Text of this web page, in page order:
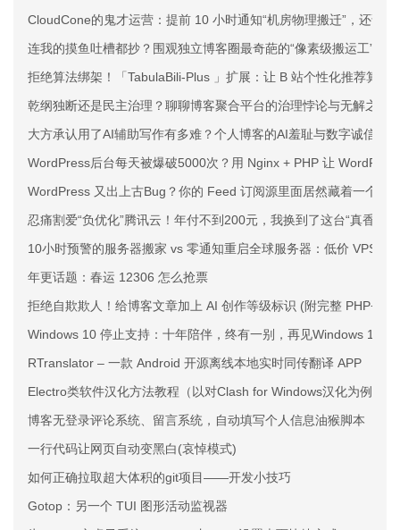
CloudCone的鬼才运营：提前 10 小时通知“机房物理搬迁”，还说
连我的摸鱼吐槽都抄？围观独立博客圈最奇葩的“像素级搬运工”
拒绝算法绑架！「TabulaBili-Plus 」扩展：让 B 站个性化推荐算法
乾纲独断还是民主治理？聊聊博客聚合平台的治理悖论与无解之痛
大方承认用了AI辅助写作有多难？个人博客的AI羞耻与数字诚信
WordPress后台每天被爆破5000次？用 Nginx + PHP 让
WordPress 又出上古Bug？你的 Feed 订阅源里面居然藏着一个博
忍痛割爱“负优化”腾讯云！年付不到200元，我换到了这台“真香”的
10小时预警的服务器搬家 vs 零通知重启全球服务器：低价 VPS 界
年更话题：春运 12306 怎么抢票
拒绝自欺欺人！给博客文章加上 AI 创作等级标识 (附完整
Windows 10 停止支持：十年陪伴，终有一别，再见Windows 10
RTranslator – 一款 Android 开源离线本地实时同传翻译 APP
Electro类软件汉化方法教程（以对Clash for Windows汉化为例）
博客无登录评论系统、留言系统，自动填写个人信息油猴脚本
一行代码让网页自动变黑白(哀悼模式)
如何正确拉取超大体积的git项目——开发小技巧
Gotop：另一个 TUI 图形活动监视器